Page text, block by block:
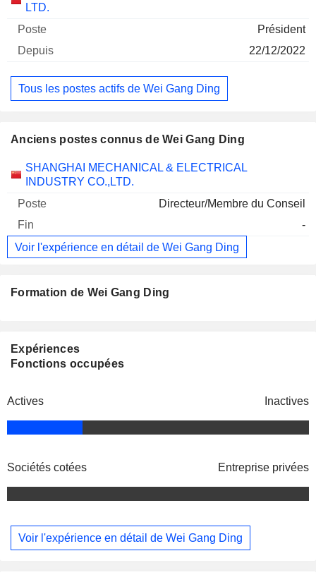
LTD.
Président
22/12/2022
Tous les postes actifs de Wei Gang Ding
Anciens postes connus de Wei Gang Ding
Sociétés Poste Fin
SHANGHAI MECHANICAL & ELECTRICAL
INDUSTRY CO.,LTD.
Directeur/Membre du Conseil
-
Voir l'expérience en détail de Wei Gang Ding
Formation de Wei Gang Ding
Expériences
Fonctions occupées
Actives Inactives
Sociétés cotées Entreprise privées
Voir l'expérience en détail de Wei Gang Ding